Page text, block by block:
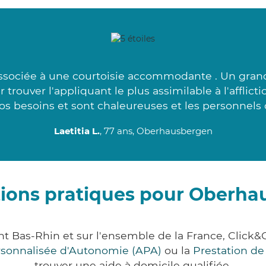
à une courtoisie accommodante . Un
l'appliquant le plus assimilable à
besoins et sont chaleureuses et les personnels
Laetitia L., 77 ans, Oberhausbergen
pratiques pour
Rhin et sur l'ensemble de la France,
d'Autonomie (APA) ou la Prestation